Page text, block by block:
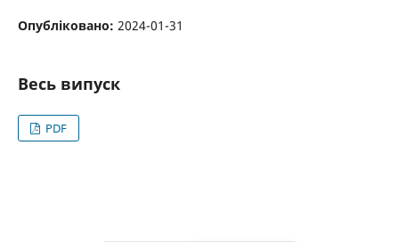
Опубліковано: 2024-01-31
Весь випуск
PDF